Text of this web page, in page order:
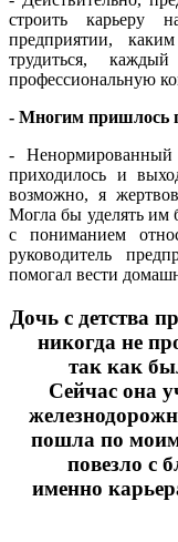
строить карьеру
предприятии,
трудиться,
профессиональную
- Многим пришлось
- Ненормированный
приходилось и
возможно, я
Могла бы уделять им
с пониманием
руководитель
помогал вести
Дочь с детства
никогда не
так как
Сейчас она
пошла по
повезло с
именно